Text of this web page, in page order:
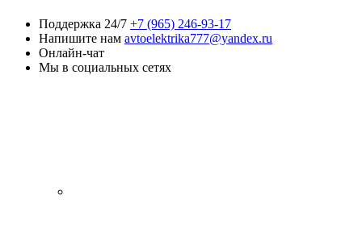
Поддержка 24/7 +7 (965) 246-93-17
Напишите нам avtoelektrika777@yandex.ru
Онлайн-чат
Мы в социальных сетях